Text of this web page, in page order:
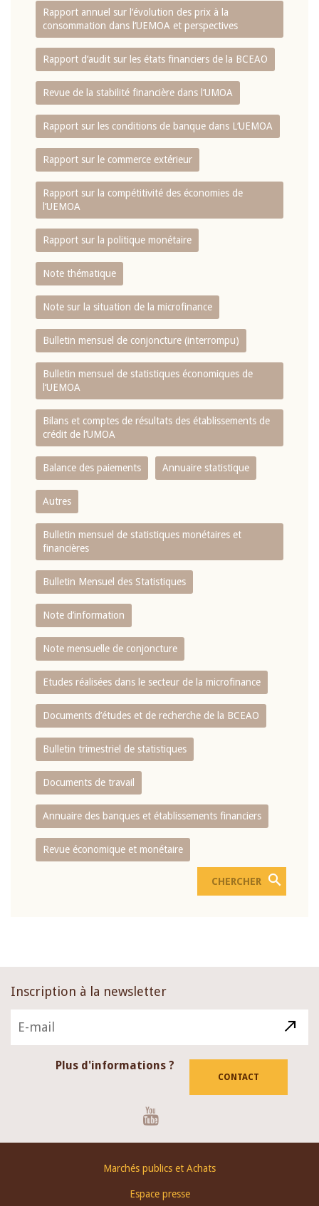
Rapport annuel sur l‘évolution des prix à la
consommation dans l‘UEMOA et perspectives
Rapport d‘audit sur les états financiers de la BCEAO
Revue de la stabilité financière dans l‘UMOA
Rapport sur les conditions de banque dans L‘UEMOA
Rapport sur le commerce extérieur
Rapport sur la compétitivité des économies de
l‘UEMOA
Rapport sur la politique monétaire
Note thématique
Note sur la situation de la microfinance
Bulletin mensuel de conjoncture (interrompu)
Bulletin mensuel de statistiques économiques de
l‘UEMOA
Bilans et comptes de résultats des établissements de
crédit de l‘UMOA
Balance des paiements Annuaire statistique
Autres
Bulletin mensuel de statistiques monétaires et
financières
Bulletin Mensuel des Statistiques
Note d’information
Note mensuelle de conjoncture
Etudes réalisées dans le secteur de la microfinance
Documents d’études et de recherche de la BCEAO
Bulletin trimestriel de statistiques
Documents de travail
Annuaire des banques et établissements financiers
Revue économique et monétaire
Inscription à la newsletter
Plus d'informations ?
CONTACT
Marchés publics et Achats
Espace presse